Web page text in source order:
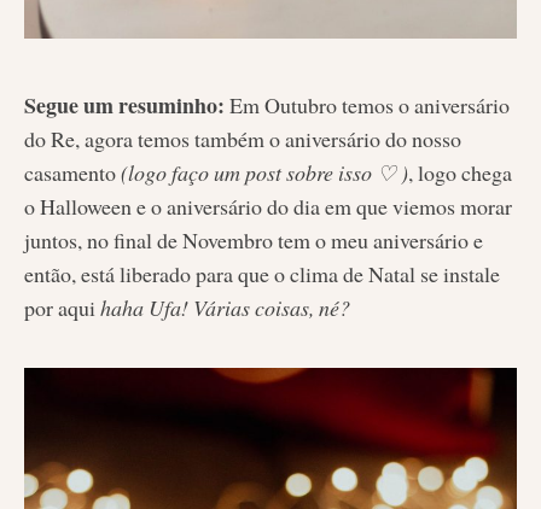
Segue um resuminho: Em Outubro temos o aniversário
do Re, agora temos também o aniversário do nosso
casamento(logo faço um post sobre isso ♡ ), logo chega
o Halloween e o aniversário do dia em que viemos morar
juntos, no final de Novembro tem o meu aniversário e
então, está liberado para que o clima de Natal se instale
por aqui haha Ufa! Várias coisas, né?